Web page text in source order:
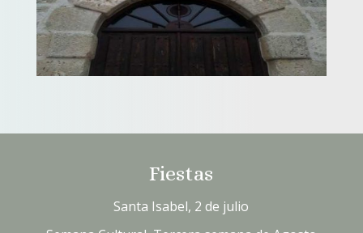
Fiestas
Santa Isabel, 2 de julio